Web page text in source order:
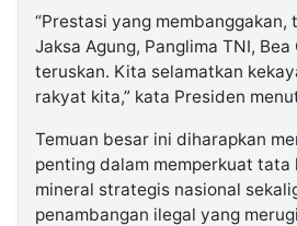
“Prestasi yang membanggakan,
Jaksa Agung, Panglima TNI, Bea
teruskan. Kita selamatkan
rakyat kita,” kata Presiden
Temuan besar ini diharapkan
penting dalam memperkuat tata
mineral strategis nasional
penambangan ilegal yang